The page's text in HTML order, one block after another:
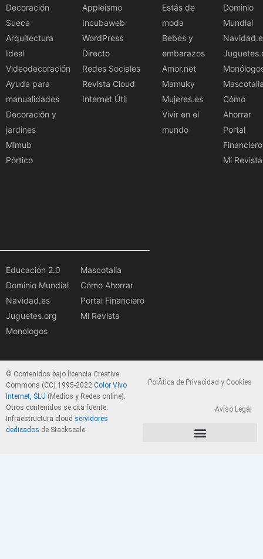
Decoración
Sueca
Arquitectura
Ideal
Videodecoración
Ayuda para
manualidades
Decoración y
jardines
Mimub
Pórtico
Appleismo
Incubaweb
WordPress
Directo
Redes Sociales
Revista Cloud
Internet Útil
Estás de
moda
Bebés y
embarazos
Amor.net
Mamuky
Mujeres.es
Vivir en el
mundo
Dominio
Mundial
Cómo
Ahorrar
Portal
Financiero
Mi Revista
Educación 2.0
Dominio Mundial
Navidad.es
Juguetes.org
Monólogos
Mascotalia
Cómo Ahorrar
Portal Financiero
Mi Revista
© Contenidos bajo licencia Creative
Commons (CC) 1995-2022 Color Vivo
Internet, SLU (Medios y Redes online).
Otros contenidos se cita fuente.
Infraestructura cloud servidores
dedicados de Stackscale.
PolÃ­tica de Privacidad y Cookies
Aviso Legal